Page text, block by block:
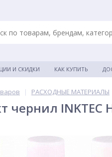
И СКИДКИ КАК КУПИТЬ
| РАСХОДНЫЕ МАТЕРИАЛЫ
чернил INKTEC